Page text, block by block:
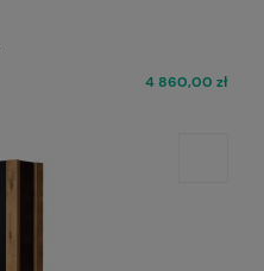
4 860,00 zł